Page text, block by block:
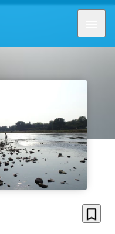
bookmark_border